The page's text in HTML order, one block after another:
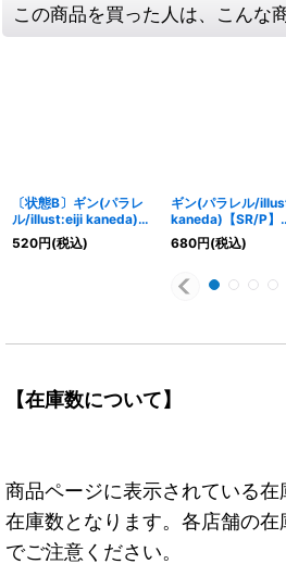
この商品を買った人は、こんな
〔状態B〕ギン(パラレ
ル/illust:eiji kaneda)
【SR/P】{OP15-007}
520円(税込)
ギン(パラレル/
kaneda)【SR/P】
{OP15-007}
680円(税込)
【在庫数について】
商品ページに表示されている
在庫数となります。各店舗の
でご注意ください。